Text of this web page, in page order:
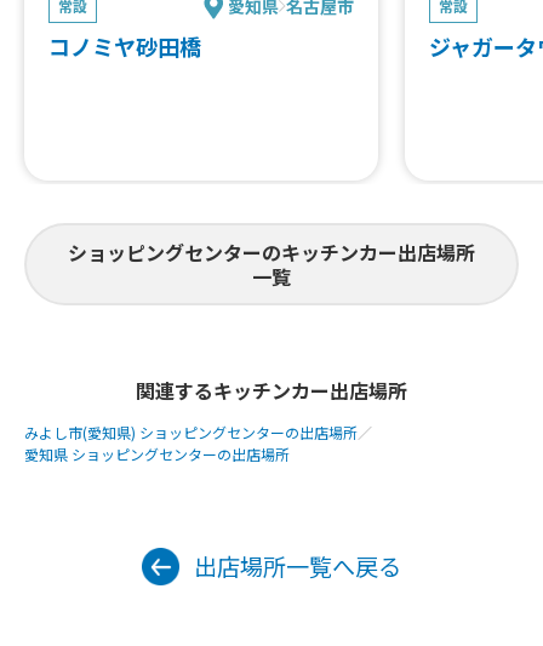
常設 愛知県 名古屋市
コノミヤ砂田橋
常設
ジャガー
ショッピングセンターのキッチンカー出店場所
一覧
関連するキッチンカー出店場所
みよし市(愛知県) ショッピングセンターの出店場所／
愛知県 ショッピングセンターの出店場所
出店場所一覧へ戻る